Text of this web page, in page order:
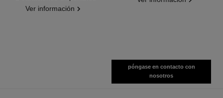
Ver información
póngase en contacto con
nosotros